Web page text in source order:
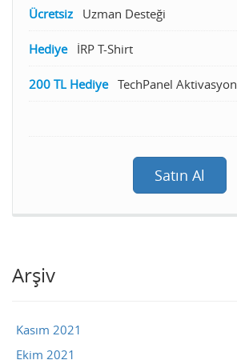
Ücretsiz Uzman Desteği
Hediye İRP T-Shirt
200 TL Hediye TechPanel Aktivasyon
Satın Al
Arşiv
Kasım 2021
Ekim 2021